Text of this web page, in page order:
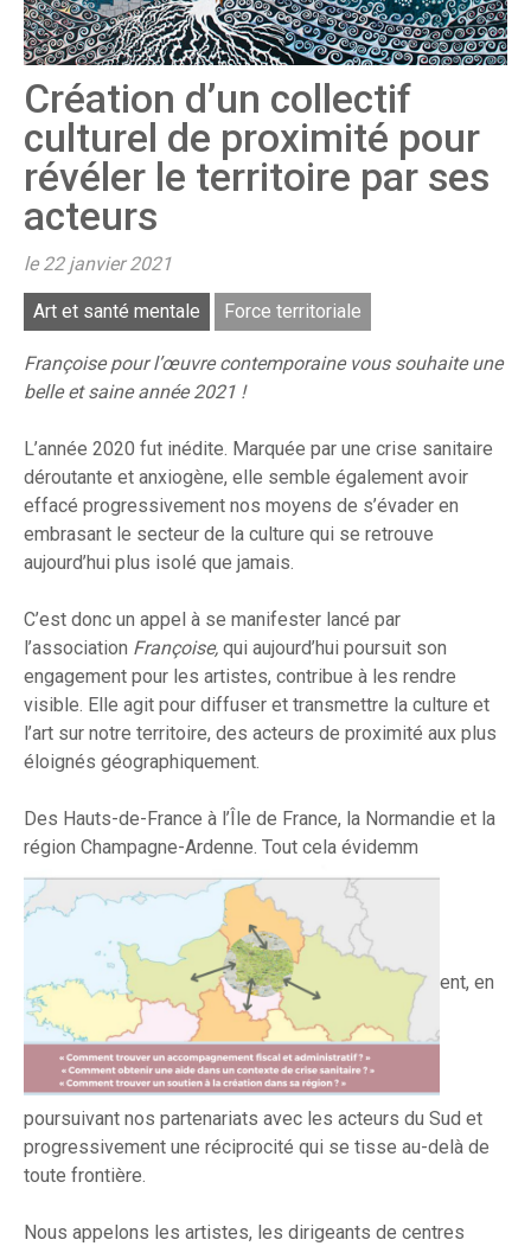
Création d’un collectif
culturel de proximité pour
révéler le territoire par ses
acteurs
le 22 janvier 2021
Art et santé mentale Force territoriale
Françoise pour l’œuvre contemporaine vous souhaite une
belle et saine année 2021 !
L’année 2020 fut inédite. Marquée par une crise sanitaire
déroutante et anxiogène, elle semble également avoir
effacé progressivement nos moyens de s’évader en
embrasant le secteur de la culture qui se retrouve
aujourd’hui plus isolé que jamais.
C’est donc un appel à se manifester lancé par
l’association Françoise, qui aujourd’hui poursuit son
engagement pour les artistes, contribue à les rendre
visible. Elle agit pour diffuser et transmettre la culture et
l’art sur notre territoire, des acteurs de proximité aux plus
éloignés géographiquement.
Des Hauts-de-France à l’Île de France, la Normandie et la
région Champagne-Ardenne. Tout cela évidemm
ent, en
poursuivant nos partenariats avec les acteurs du Sud et
progressivement une réciprocité qui se tisse au-delà de
toute frontière.
Nous appelons les artistes, les dirigeants de centres